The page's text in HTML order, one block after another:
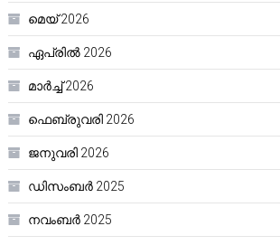
മെയ്‌ 2026
ഏപ്രിൽ 2026
മാർച്ച്‌ 2026
ഫെബ്രുവരി 2026
ജനുവരി 2026
ഡിസംബർ 2025
നവംബർ 2025